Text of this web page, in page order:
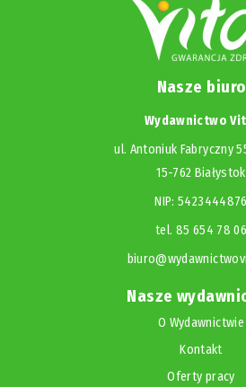
Nasze biuro
Wydawnictwo
ul. Antoniuk Fabryczny
15-762 Białystok
NIP: 5423444876
tel. 85 654 78 06
Nasze
O Wydawnictwie
Kontakt
Oferty pracy